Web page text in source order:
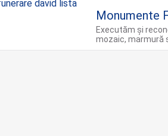
Monumente
Executăm şi
mozaic, marmură